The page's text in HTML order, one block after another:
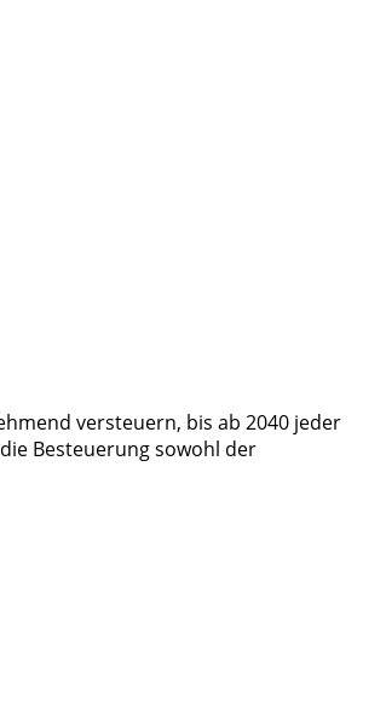
versteuern, bis ab 2040 jeder
Besteuerung sowohl der